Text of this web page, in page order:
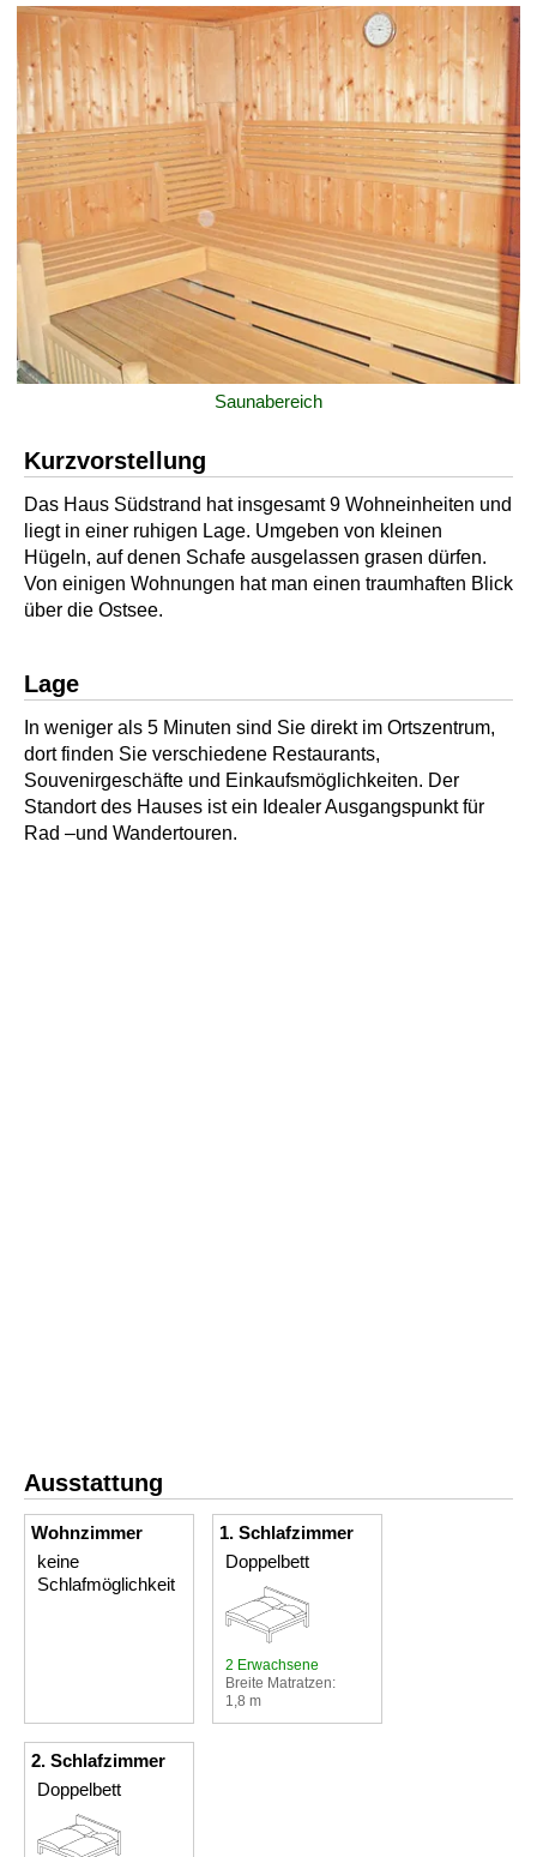
Saunabereich
Kurzvorstellung
Das Haus Südstrand hat insgesamt 9 Wohneinheiten und
liegt in einer ruhigen Lage. Umgeben von kleinen
Hügeln, auf denen Schafe ausgelassen grasen dürfen.
Von einigen Wohnungen hat man einen traumhaften Blick
über die Ostsee.
Lage
In weniger als 5 Minuten sind Sie direkt im Ortszentrum,
dort finden Sie verschiedene Restaurants,
Souvenirgeschäfte und Einkaufsmöglichkeiten. Der
Standort des Hauses ist ein Idealer Ausgangspunkt für
Rad –und Wandertouren.
Ausstattung
Wohnzimmer
keine
Schlafmöglichkeit
1. Schlafzimmer
Doppelbett
2 Erwachsene
Breite Matratzen:
1,8 m
2. Schlafzimmer
Doppelbett